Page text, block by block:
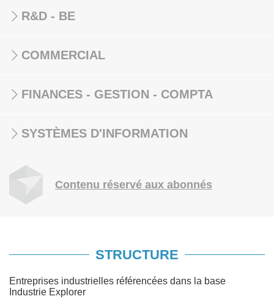
R&D - BE
COMMERCIAL
FINANCES - GESTION - COMPTA
SYSTÈMES D'INFORMATION
Contenu réservé aux abonnés
STRUCTURE
Entreprises industrielles référencées dans la base
Industrie Explorer